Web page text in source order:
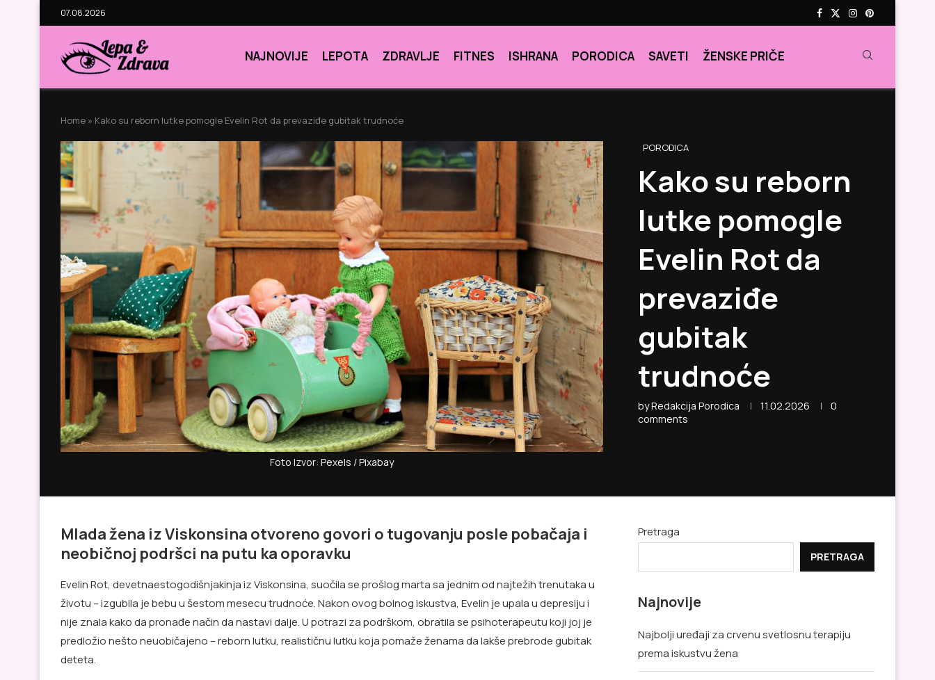
07.08.2026
NAJNOVIJE LEPOTA ZDRAVLJE FITNES ISHRANA PORODICA SAVETI ŽENSKE PRIČE
Home » Kako su reborn lutke pomogle Evelin Rot da prevaziđe gubitak trudnoće
PORODICA
Kako su reborn
lutke pomogle
Evelin Rot da
prevaziđe
gubitak
trudnoće
byRedakcija Porodica 11.02.2026
0
comments
Foto Izvor: Pexels / Pixabay
Mlada žena iz Viskonsina otvoreno govori o tugovanju posle pobačaja i
neobičnoj podršci na putu ka oporavku
Evelin Rot, devetnaestogodišnjakinja iz Viskonsina, suočila se prošlog marta sa jednim od najtežih trenutaka u
životu – izgubila je bebu u šestom mesecu trudnoće. Nakon ovog bolnog iskustva, Evelin je upala u depresiju i
nije znala kako da pronađe način da nastavi dalje. U potrazi za podrškom, obratila se psihoterapeutu koji joj je
predložio nešto neuobičajeno – reborn lutku, realističnu lutku koja pomaže ženama da lakše prebrode gubitak
deteta.
Pretraga
PRETRAGA
Najnovije
Najbolji uređaji za crvenu svetlosnu terapiju
prema iskustvu žena